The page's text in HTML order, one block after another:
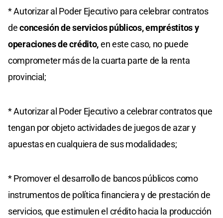
* Autorizar al Poder Ejecutivo para celebrar contratos
deconcesión de servicios públicos, empréstitos y
operaciones de crédito,en este caso, no puede
comprometer más de la cuarta parte de la renta
provincial;
* Autorizar al Poder Ejecutivo a celebrar contratos que
tengan por objeto actividades de juegos de azar y
apuestas en cualquiera de sus modalidades;
* Promover el desarrollo de bancos públicos como
instrumentos de política financiera y de prestación de
servicios, que estimulen el crédito hacia la producción